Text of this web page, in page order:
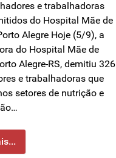
e trabalhadoras
do Hospital Mãe de
Alegre Hoje (5/9), a
do Hospital Mãe de
Alegre-RS, demitiu 326
e trabalhadoras que
setores de nutrição e